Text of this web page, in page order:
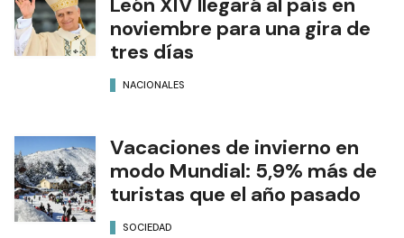
noviembre para una gira de
tres días
NACIONALES
Vacaciones de invierno en
modo Mundial: 5,9% más de
turistas que el año pasado
SOCIEDAD